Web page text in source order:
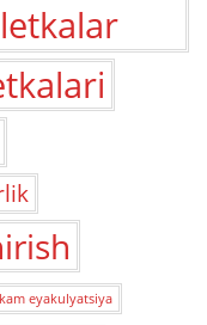
kam eyakulyatsiya